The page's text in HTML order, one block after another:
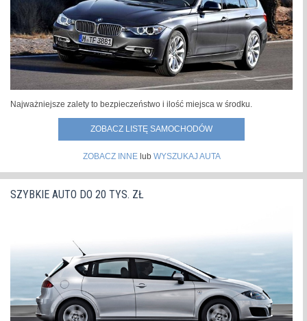
Najważniejsze zalety to bezpieczeństwo i ilość miejsca w środku.
ZOBACZ LISTĘ SAMOCHODÓW
ZOBACZ INNElub WYSZUKAJ AUTA
SZYBKIE AUTO DO 20 TYS. ZŁ